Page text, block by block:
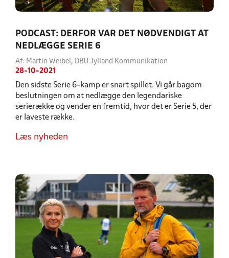
PODCAST: DERFOR VAR DET NØDVENDIGT AT
NEDLÆGGE SERIE 6
Af: Martin Weibel, DBU Jylland Kommunikation
28-10-2021
Den sidste Serie 6-kamp er snart spillet. Vi går bagom
beslutningen om at nedlægge den legendariske
serierække og vender en fremtid, hvor det er Serie 5, der
er laveste række.
Læs nyheden